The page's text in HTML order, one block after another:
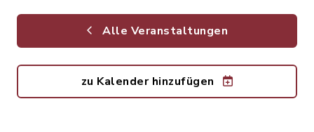
Alle Veranstaltungen
zu Kalender hinzufügen